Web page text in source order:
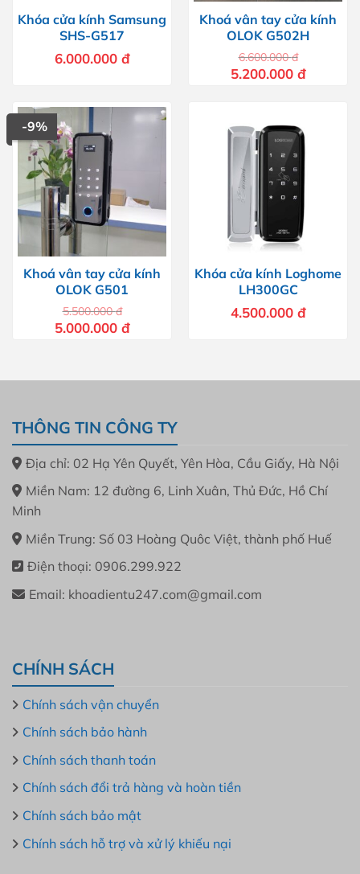
Khóa cửa kính Samsung
SHS-G517
6.000.000 đ
Khoá vân tay cửa kính
OLOK G502H
6.600.000đ
Giá
gốc
5.200.000 đGiá
hiện
-9%
Khoá vân tay cửa kính
OLOK G501
5.500.000đ
Giá
gốc
5.000.000 đGiá
hiện
Khóa cửa kính Loghome
LH300GC
4.500.000 đ
THÔNG TIN CÔNG TY
Địa chỉ: 02 Hạ Yên Quyết, Yên Hòa, Cầu Giấy, Hà Nội
Miền Nam: 12 đường 6, Linh Xuân, Thủ Đức, Hồ Chí
Minh
Miền Trung: Số 03 Hoàng Quôc Việt, thành phố Huế
Điện thoại: 0906.299.922
Email: khoadientu247.com@gmail.com
CHÍNH SÁCH
Chính sách vận chuyển
Chính sách bảo hành
Chính sách thanh toán
Chính sách đổi trả hàng và hoàn tiền
Chính sách bảo mật
Chính sách hỗ trợ và xử lý khiếu nại